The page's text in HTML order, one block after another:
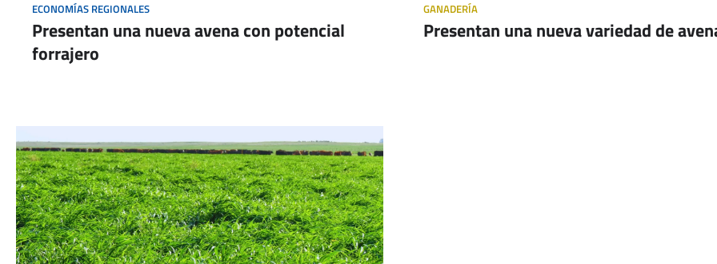
ECONOMÍAS REGIONALES
Presentan una nueva avena con potencial
forrajero
GANADERÍA
Presentan una nueva variedad de